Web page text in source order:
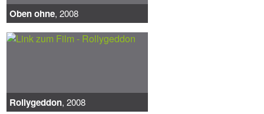
Oben ohne, 2008
Rollygeddon, 2008